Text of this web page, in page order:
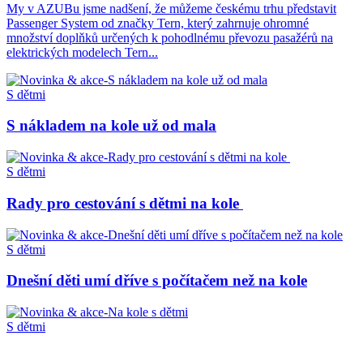
My v AZUBu jsme nadšení, že můžeme českému trhu představit
Passenger System od značky Tern, který zahrnuje ohromné
množství doplňků určených k pohodlnému převozu pasažérů na
elektrických modelech Tern...
S dětmi
S nákladem na kole už od mala
S dětmi
Rady pro cestování s dětmi na kole
S dětmi
Dnešní děti umí dříve s počítačem než na kole
S dětmi